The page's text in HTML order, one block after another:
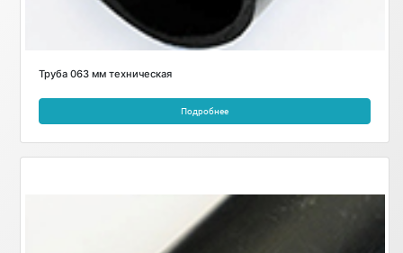
Труба 063 мм техническая
Подробнее